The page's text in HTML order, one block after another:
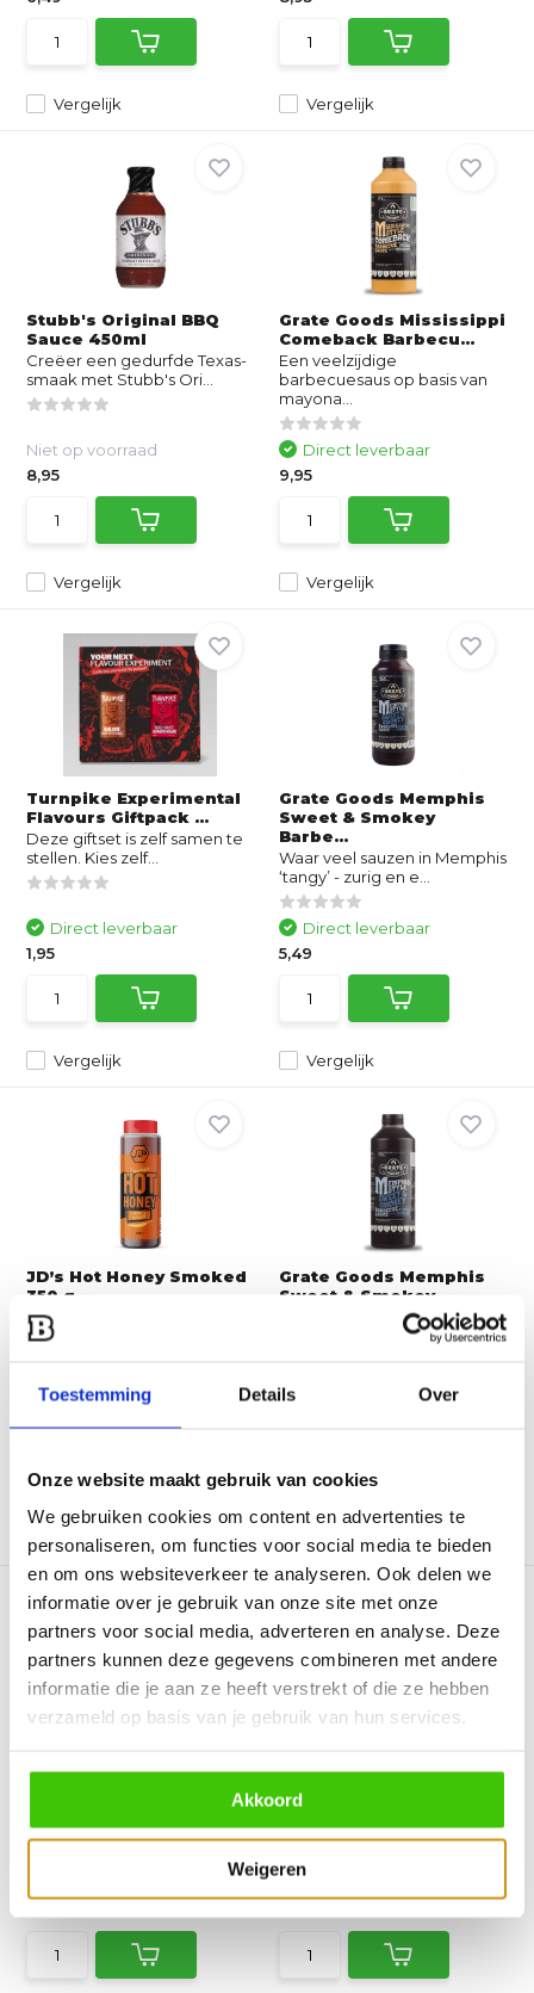
Toestemming Details Over
Onze website maakt gebruik van cookies
We gebruiken cookies om content en advertenties te
personaliseren, om functies voor social media te bieden
en om ons websiteverkeer te analyseren. Ook delen we
informatie over je gebruik van onze site met onze
partners voor social media, adverteren en analyse. Deze
partners kunnen deze gegevens combineren met andere
informatie die je aan ze heeft verstrekt of die ze hebben
verzameld op basis van je gebruik van hun services.
Akkoord
Weigeren
Vergelijk Vergelijk
Stubb's Original BBQ
Sauce 450ml
Creëer een gedurfde Texas-
smaak met Stubb's Ori...
Vergelijk
Niet op voorraad
8,95
Grate Goods Mississippi
Comeback Barbecu...
Een veelzijdige
barbecuesaus op basis van
mayona...
Vergelijk
Direct leverbaar
9,95
Turnpike Experimental
Flavours Giftpack ...
Deze giftset is zelf samen te
stellen. Kies zelf...
Vergelijk
Direct leverbaar
1,95
Grate Goods Memphis
Sweet & Smokey
Barbe...
Waar veel sauzen in Memphis
‘tangy’ - zurig en e...
Vergelijk
Direct leverbaar
5,49
JD’s Hot Honey Smoked
350 g
Introductie van de
gloednieuwe JD's Smoky
Vergelijk
Direct leverbaar
10,95
Grate Goods Memphis
Sweet & Smokey
Waar veel sauzen in Memphis
Vergelijk
Direct leverbaar
Mountain BBQ Sauce
Sauce is een unieke gr...
Sesame BBQ Sauce 445
g
bbq saus heeft ‘ie een ...